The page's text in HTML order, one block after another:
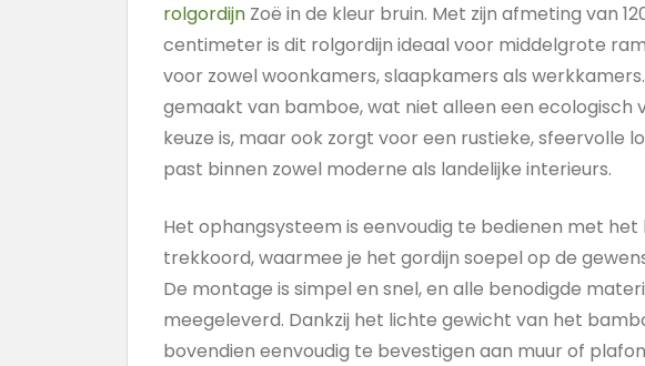
rolgordijn Zoë in de kleur bruin. Met zijn afmeting van
centimeter is dit rolgordijn ideaal voor middelgrote
voor zowel woonkamers, slaapkamers als
gemaakt van bamboe, wat niet alleen een ecologisch
keuze is, maar ook zorgt voor een rustieke, sfeervolle
past binnen zowel moderne als landelijke interieurs.
Het ophangsysteem is eenvoudig te bedienen met het
trekkoord, waarmee je het gordijn soepel op de
De montage is simpel en snel, en alle benodigde
meegeleverd. Dankzij het lichte gewicht van het
bovendien eenvoudig te bevestigen aan muur of